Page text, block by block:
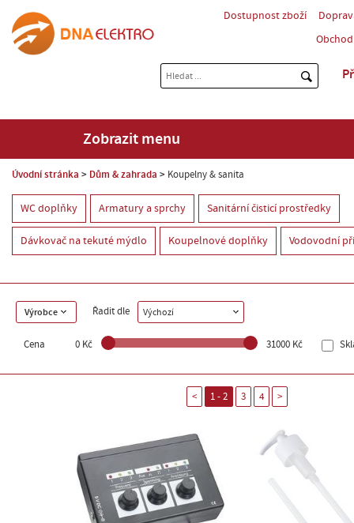
Dostupnost zboží
Zobrazit menu
Úvodní stránka Dům & zahrada Koupelny & sanita
WC doplňky Armatury a sprchy Sanitární čisticí prostředky
Dávkovač na tekuté mýdlo Koupelnové doplňky Vodovodní
Výrobce Řadit dle Výchozí
Cena 0 Kč 31000 Kč
< 1 - 2 3 4 >